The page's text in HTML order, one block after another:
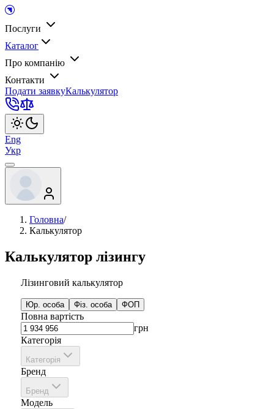
Послуги
Каталог
Про компанію
Контакти
Подати заявкуКалькулятор
Eng
Укр
Головна/
Калькулятор
Калькулятор лізингу
Лізинговий калькулятор
Юр. особа Фіз. особа ФОП
Повна вартість
грн
Категорія
Категорія
Бренд
Бренд
Модель